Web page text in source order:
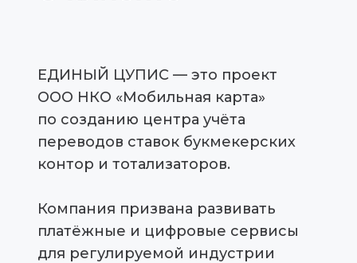
ЕДИНЫЙ ЦУПИС — это проект
ООО НКО «Мобильная карта»
по созданию центра учёта
переводов ставок букмекерских
контор и тотализаторов.
Компания призвана развивать
платёжные и цифровые сервисы
для регулируемой индустрии